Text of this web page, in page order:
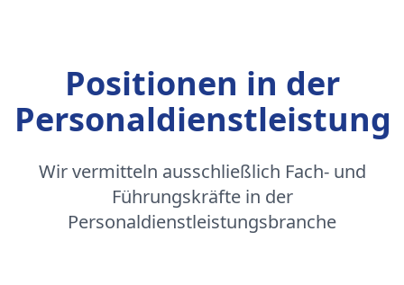
Positionen in der
Personaldienstleistung
Wir vermitteln ausschließlich Fach- und
Führungskräfte in der
Personaldienstleistungsbranche